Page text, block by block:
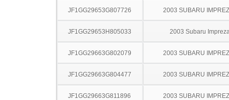
JF1GG29653G807726 2003 SUBARU
JF1GG29653H805033 2003 Subaru
JF1GG29663G802079 2003 SUBARU
JF1GG29663G804477 2003 SUBARU
JF1GG29663G811896 2003 SUBARU